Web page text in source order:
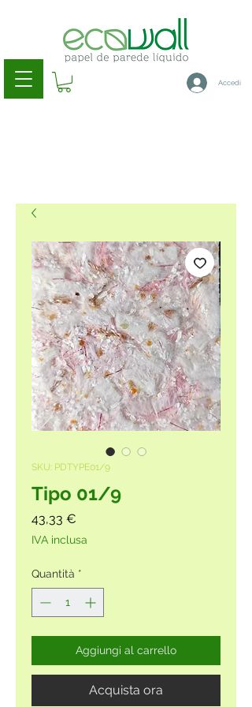
Accedi
SKU: PDTYPE01/9
Tipo 01/9
43,33 €
IVA inclusa
Quantità *
Aggiungi al carrello
Acquista ora